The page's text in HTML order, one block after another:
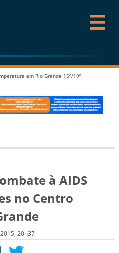
em Rio Grande 15º/19º
à AIDS
no Centro
20h37